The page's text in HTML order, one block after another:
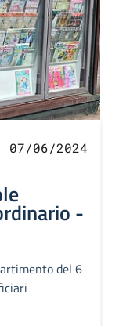
07/06/2024
-
del 6